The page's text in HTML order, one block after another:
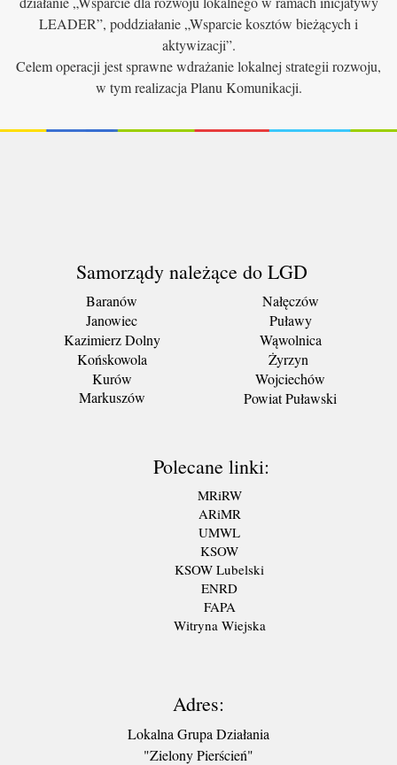
LEADER”, poddziałanie „Wsparcie kosztów bieżących i
aktywizacji”.
Celem operacji jest sprawne wdrażanie lokalnej strategii rozwoju,
w tym realizacja Planu Komunikacji.
Samorządy należące do LGD
Baranów
Janowiec
Kazimierz Dolny
Końskowola
Kurów
Markuszów
Nałęczów
Puławy
Wąwolnica
Żyrzyn
Wojciechów
Powiat Puławski
Polecane linki:
MRiRW
ARiMR
UMWL
KSOW
KSOW Lubelski
ENRD
FAPA
Witryna Wiejska
Adres:
Lokalna Grupa Działania
"Zielony Pierścień"